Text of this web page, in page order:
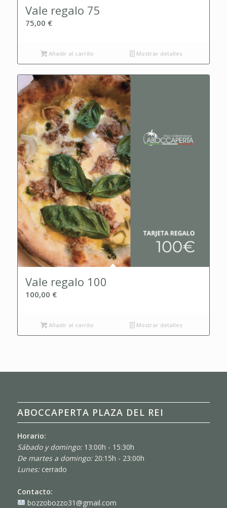
Vale regalo 75
75,00 €
Añadir al carrito Mostrar detalles
Vale regalo 100
100,00 €
Añadir al carrito Mostrar detalles
ABOCCAPERTA PLAZA DEL REI
Horario:
Sábado y domingo:13:00h - 15:30h
De martes a domingo:20:15h - 23:00h
Lunes:cerrado
Contacto:
bozzobozzo31@gmail.com